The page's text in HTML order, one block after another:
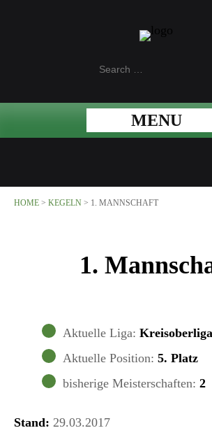
MENU
HOME > KEGELN > 1. MANNSCHAFT
1.
Aktuelle Liga: Kreisoberliga
Aktuelle Position: 5. Platz
bisherige Meisterschaften: 2
Stand: 29.03.2017